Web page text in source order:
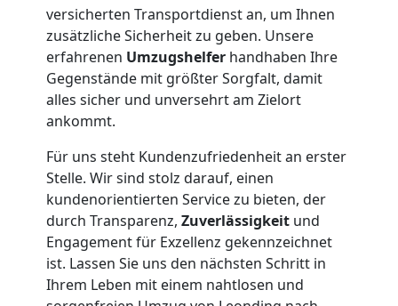
versicherten Transportdienst an, um Ihnen
zusätzliche Sicherheit zu geben. Unsere
erfahrenen Umzugshelfer handhaben Ihre
Gegenstände mit größter Sorgfalt, damit
alles sicher und unversehrt am Zielort
ankommt.
Für uns steht Kundenzufriedenheit an erster
Stelle. Wir sind stolz darauf, einen
kundenorientierten Service zu bieten, der
durch Transparenz, Zuverlässigkeit und
Engagement für Exzellenz gekennzeichnet
ist. Lassen Sie uns den nächsten Schritt in
Ihrem Leben mit einem nahtlosen und
Leonding
Beiladung
Leonding
Mini
Umzug